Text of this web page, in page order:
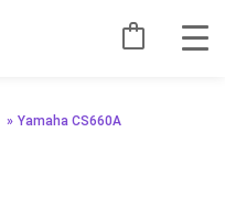
» Yamaha CS660A